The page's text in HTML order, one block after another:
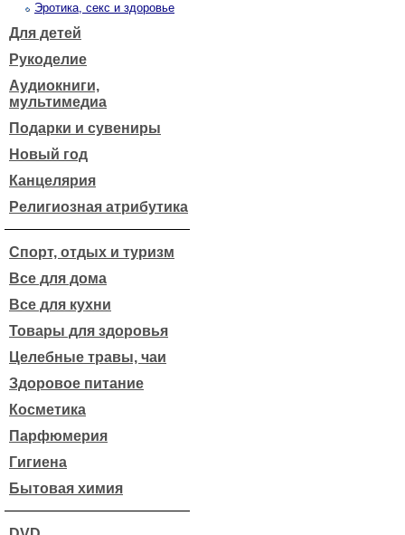
Эротика, секс и здоровье
Для детей
Рукоделие
Аудиокниги,
мультимедиа
Подарки и сувениры
Новый год
Канцелярия
Религиозная атрибутика
Спорт, отдых и туризм
Все для дома
Все для кухни
Товары для здоровья
Целебные травы, чаи
Здоровое питание
Косметика
Парфюмерия
Гигиена
Бытовая химия